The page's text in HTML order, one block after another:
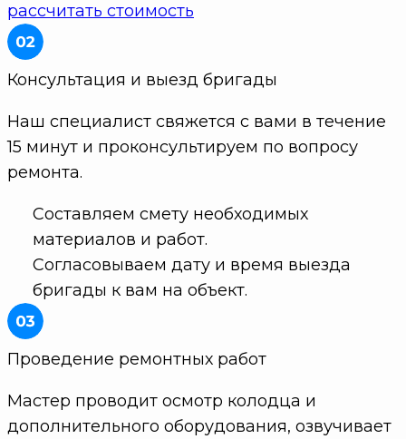
рассчитать стоимость
Консультация и выезд бригады
Наш специалист свяжется с вами в течение
15 минут и проконсультируем по вопросу
ремонта.
Составляем смету необходимых
материалов и работ.
Согласовываем дату и время выезда
бригады к вам на объект.
Проведение ремонтных работ
Мастер проводит осмотр колодца и
дополнительного оборудования, озвучивает